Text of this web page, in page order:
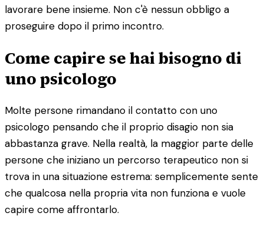
lavorare bene insieme. Non c'è nessun obbligo a
proseguire dopo il primo incontro.
Come capire se hai bisogno di
uno psicologo
Molte persone rimandano il contatto con uno
psicologo pensando che il proprio disagio non sia
abbastanza grave. Nella realtà, la maggior parte delle
persone che iniziano un percorso terapeutico non si
trova in una situazione estrema: semplicemente sente
che qualcosa nella propria vita non funziona e vuole
capire come affrontarlo.